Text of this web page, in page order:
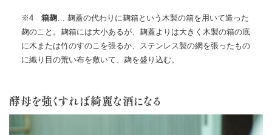
※4 箱麹… 麹蓋の代わりに麹箱という木製の箱を用いて造った
麹のこと。麹箱には大小あるが、麹蓋よりは大きく木製の箱の底
に木または竹のすのこを張るか、ステンレス製の網を張ったもの
に織り目の荒い布を敷いて、麹を盛り込む。
酵母を強くすれば綺麗な酒になる